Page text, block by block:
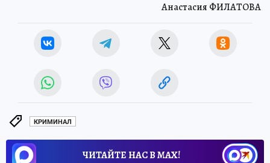
Анастасия ФИЛАТОВА
КРИМИНАЛ
ЧИТАЙТЕ НАС В МАХ!